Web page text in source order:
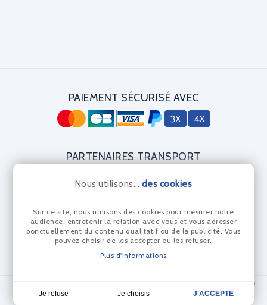
4,7
Nous utilisons... des cookies
Sur ce site, nous utilisons des cookies pour mesurer notre
audience, entretenir la relation avec vous et vous adresser
ponctuellement du contenu qualitatif ou de la publicité. Vous
pouvez choisir de les accepter ou les refuser.
Plus d'informations
Je refuse Je choisis J'ACCEPTE
PAIEMENT SÉCURISÉ AVEC
PARTENAIRES TRANSPORT
CERTIFICAT DIAMANT
© Les Anneaux Bleus 2024 - Réalisation Dream me up